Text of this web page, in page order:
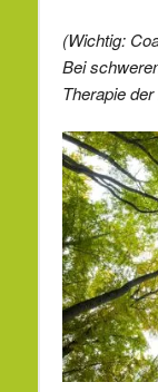
(Wichtig:
Bei
Therapie